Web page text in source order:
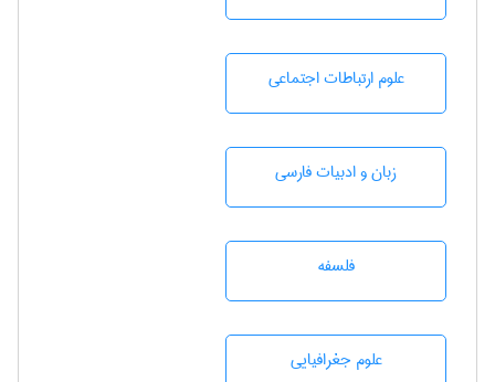
علوم ارتباطات اجتماعی
زبان و ادبيات فارسی
فلسفه
علوم جغرافيايی